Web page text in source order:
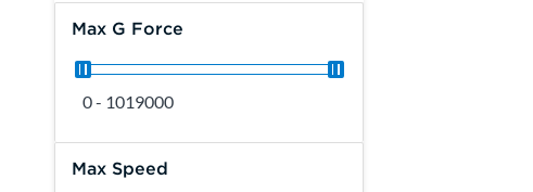
Max G Force
0 - 1019000
Max Speed